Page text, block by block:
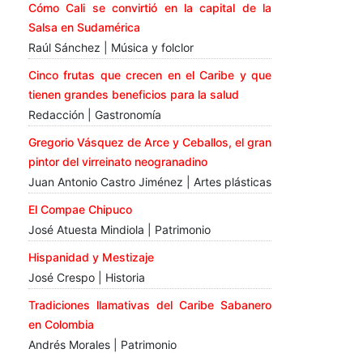
Cómo Cali se convirtió en la capital de la
Salsa en Sudamérica
Raúl Sánchez | Música y folclor
Cinco frutas que crecen en el Caribe y que
tienen grandes beneficios para la salud
Redacción | Gastronomía
Gregorio Vásquez de Arce y Ceballos, el gran
pintor del virreinato neogranadino
Juan Antonio Castro Jiménez | Artes plásticas
El Compae Chipuco
José Atuesta Mindiola | Patrimonio
Hispanidad y Mestizaje
José Crespo | Historia
Tradiciones llamativas del Caribe Sabanero
en Colombia
Andrés Morales | Patrimonio